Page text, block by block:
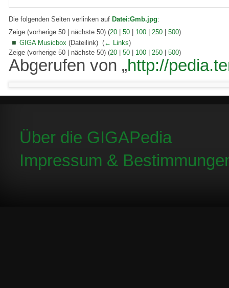
Die folgenden Seiten verlinken auf Datei:Gmb.jpg:
Zeige (vorherige 50 | nächste 50) (20 50 100 250 500)
GIGA Musicbox (Dateilink) ‎(← Links)
Zeige (vorherige 50 | nächste 50) (20 50 100 250 500)
Abgerufen von „http://
Über die GIGAPedia
Impressum &